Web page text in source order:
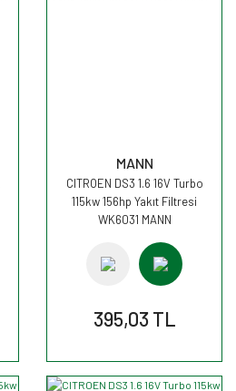
MANN
CITROEN DS3 1.6 16V Turbo
115kw 156hp Yakıt Filtresi
WK6031 MANN
395,03 TL